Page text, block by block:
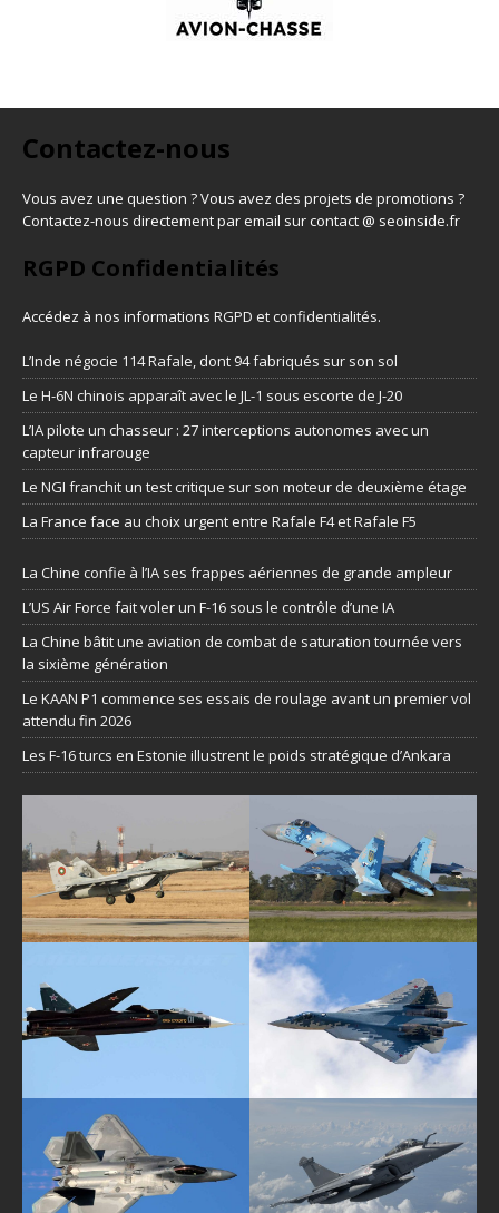
Contactez-nous
Vous avez une question ? Vous avez des projets de promotions ?
Contactez-nous directement par email sur contact @ seoinside.fr
RGPD Confidentialités
Accédez à nos informations RGPD et confidentialités.
L’Inde négocie 114 Rafale, dont 94 fabriqués sur son sol
Le H-6N chinois apparaît avec le JL-1 sous escorte de J-20
L’IA pilote un chasseur : 27 interceptions autonomes avec un
capteur infrarouge
Le NGI franchit un test critique sur son moteur de deuxième étage
La France face au choix urgent entre Rafale F4 et Rafale F5
La Chine confie à l’IA ses frappes aériennes de grande ampleur
L’US Air Force fait voler un F-16 sous le contrôle d’une IA
La Chine bâtit une aviation de combat de saturation tournée vers
la sixième génération
Le KAAN P1 commence ses essais de roulage avant un premier vol
attendu fin 2026
Les F-16 turcs en Estonie illustrent le poids stratégique d’Ankara